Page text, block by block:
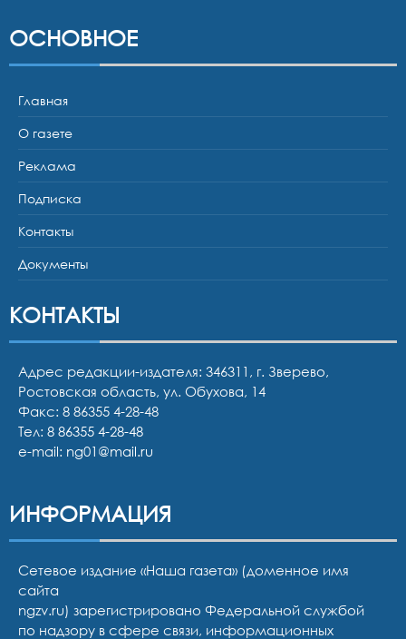
ОСНОВНОЕ
Главная
О газете
Реклама
Подписка
Контакты
Документы
КОНТАКТЫ
Адрес редакции-издателя: 346311, г. Зверево,
Ростовская область, ул. Обухова, 14
Факс: 8 86355 4-28-48
Тел: 8 86355 4-28-48
e-mail: ng01@mail.ru
ИНФОРМАЦИЯ
Сетевое издание «Наша газета» (доменное имя
сайта
ngzv.ru) зарегистрировано Федеральной службой
по надзору в сфере связи, информационных